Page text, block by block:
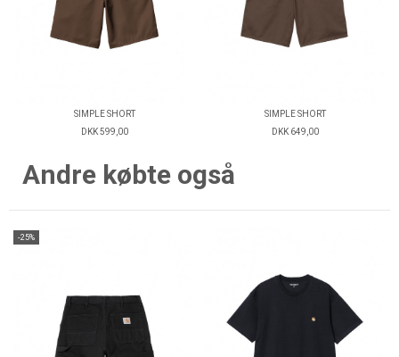
SIMPLE SHORT
DKK 599,00
SIMPLE SHORT
DKK 649,00
Andre købte også
-25%